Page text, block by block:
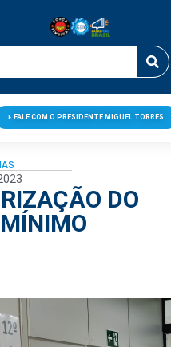
FALE COM O PRESIDENTE MIGUEL TORRES
DO